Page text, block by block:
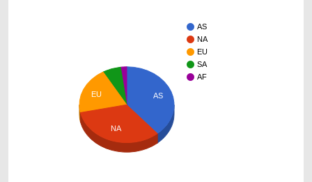
AS
NA
EU
SA
AF
AS
EU
NA